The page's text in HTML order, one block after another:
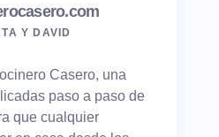
Y DAVID
Casero, una
paso a paso de
que cualquier